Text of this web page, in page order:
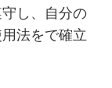
し、自分の
法をで確立